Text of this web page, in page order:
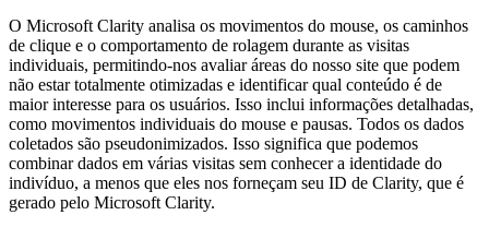
O Microsoft Clarity analisa os movimentos do mouse, os caminhos
de clique e o comportamento de rolagem durante as visitas
individuais, permitindo-nos avaliar áreas do nosso site que podem
não estar totalmente otimizadas e identificar qual conteúdo é de
maior interesse para os usuários. Isso inclui informações detalhadas,
como movimentos individuais do mouse e pausas. Todos os dados
coletados são pseudonimizados. Isso significa que podemos
combinar dados em várias visitas sem conhecer a identidade do
indivíduo, a menos que eles nos forneçam seu ID de Clarity, que é
gerado pelo Microsoft Clarity.